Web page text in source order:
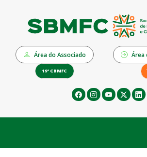
Área do Associado Área
19º CBMFC